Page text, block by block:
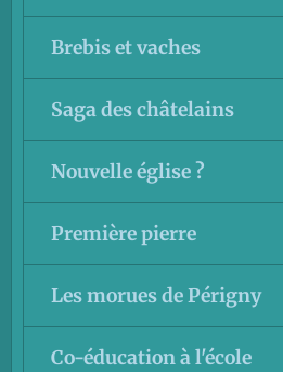
Brebis et vaches
Saga des châtelains
Nouvelle église ?
Première pierre
Les morues de Périgny
Co-éducation à l'école